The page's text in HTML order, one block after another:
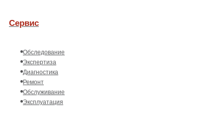
Сервис
Обследование
Экспертиза
Диагностика
Ремонт
Обслуживание
Эксплуатация